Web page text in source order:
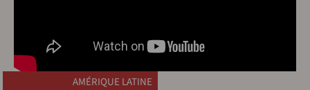
AMÉRIQUE LATINE